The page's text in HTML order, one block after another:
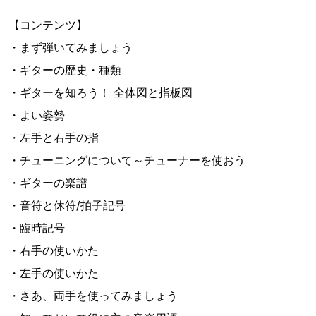
【コンテンツ】
・まず弾いてみましょう
・ギターの歴史・種類
・ギターを知ろう！ 全体図と指板図
・よい姿勢
・左手と右手の指
・チューニングについて～チューナーを使おう
・ギターの楽譜
・音符と休符/拍子記号
・臨時記号
・右手の使いかた
・左手の使いかた
・さあ、両手を使ってみましょう